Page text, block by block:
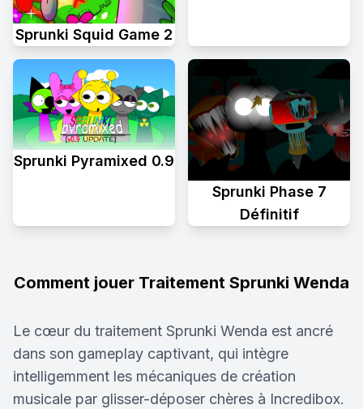
Sprunki Squid Game 2
Sprunki Pyramixed 0.9
Sprunki Phase 7
Définitif
Comment jouer Traitement Sprunki Wenda
Le cœur du traitement Sprunki Wenda est ancré
dans son gameplay captivant, qui intègre
intelligemment les mécaniques de création
musicale par glisser-déposer chères à Incredibox.